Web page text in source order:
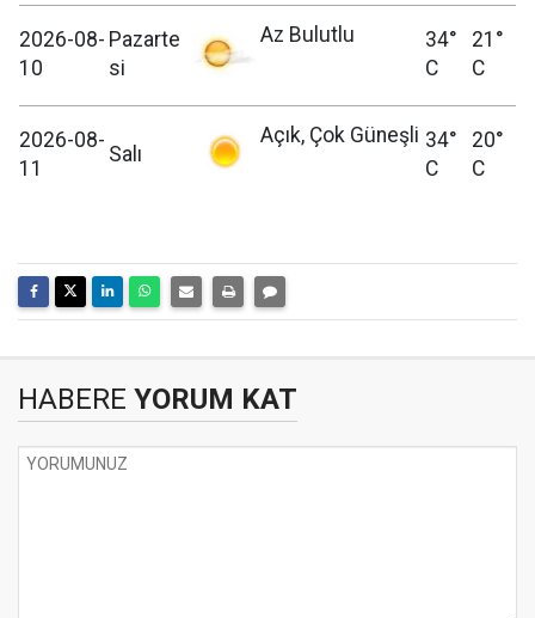
2026-08-
10
Pazarte
si
Az Bulutlu
34°
C
21°
C
2026-08-
11
Salı
Açık, Çok Güneşli 34°
C
20°
C
HABERE YORUM KAT